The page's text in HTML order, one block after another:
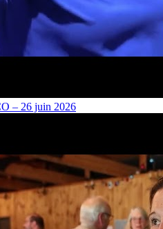
– 26 juin 2026